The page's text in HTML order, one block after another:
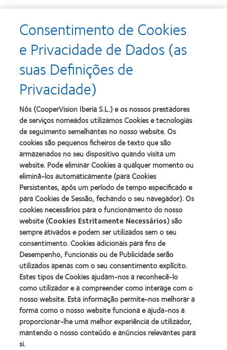
Learn
more
about
Prémio
Silmo
d’Or
para
o
melhor
produto
com
MyDay™
(2013)
Learn
more
about
Produto
do
Ano
Contacto
(2013)
Learn
about
2012
&
2010
Melhores
Empresas
para
Líderes
(2012)
about
2011
Best
Factory
Awards
(2011)
Learn
more
about
ODMA
2011
(2011)
Learn
more
about
2012
Manufacturing
Leadership
100
(ML
100)
Award
(2012)
Learn
more
about
2012
REBRAND
100®
Global
Award
(2012)
Learn
more
about
Prémio
da
Industria
da
BCLA
Os nossos produtos
Tecnologia de lentes de contacto
Encontre as suas lentes
Consentimento de Cookies
e Privacidade de Dados (as
suas Definições de
Privacidade)
Nós (CooperVision Iberia S.L.) e os nossos prestadores
de serviços nomeados utilizamos Cookies e tecnologias
de seguimento semelhantes no nosso website. Os
cookies são pequenos ficheiros de texto que são
armazenados no seu dispositivo quando visita um
website. Pode eliminar Cookies a qualquer momento ou
eliminá-los automaticamente (para Cookies
Persistentes, após um período de tempo especificado e
para Cookies de Sessão, fechando o seu navegador). Os
cookies necessários para o funcionamento do nosso
website (Cookies Estritamente Necessários) são
sempre ativados e podem ser utilizados sem o seu
consentimento. Cookies adicionais para fins de
Desempenho, Funcionais ou de Publicidade serão
utilizados apenas com o seu consentimento explícito.
Estes tipos de Cookies ajudam-nos a reconhecê-lo
como utilizador e a compreender como interage com o
nosso website. Esta informação permite-nos melhorar a
forma como o nosso website funciona e ajuda-nos a
proporcionar-lhe uma melhor experiência de utilizador,
mantendo o nosso conteúdo e anúncios relevantes para
si.